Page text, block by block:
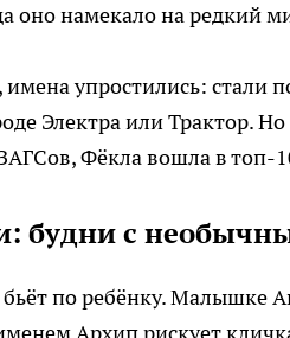
оно намекало на редкий
упростились: стали
Электра или Трактор.
Фёкла вошла в топ-
будни с
по ребёнку. Малышке